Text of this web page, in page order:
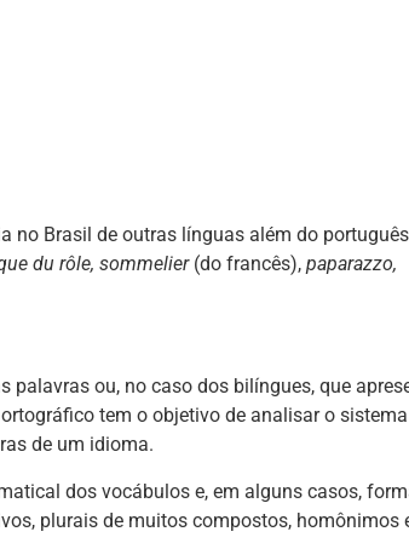
Brasil de outras línguas além do
du rôle, sommelier (do francês), paparazzo,
ou, no caso dos bilíngues, que
tem o objetivo de analisar o sistema
de um idioma.
dos vocábulos e, em alguns casos,
plurais de muitos compostos, homônimos